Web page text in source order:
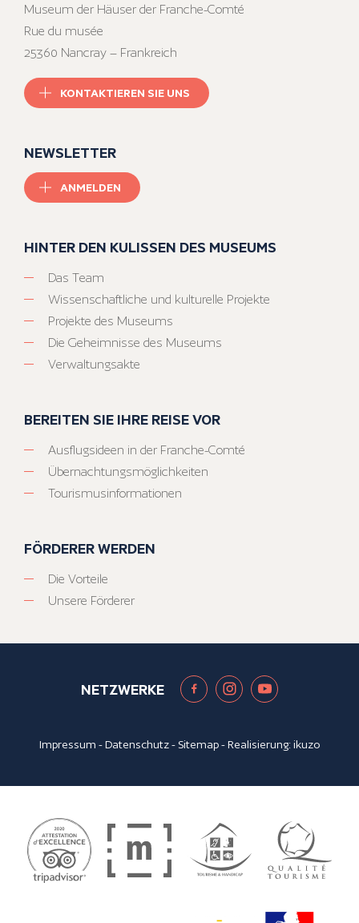
Museum der Häuser der Franche-Comté
Rue du musée
25360 Nancray – Frankreich
KONTAKTIEREN SIE UNS
NEWSLETTER
ANMELDEN
HINTER DEN KULISSEN DES MUSEUMS
Das Team
Wissenschaftliche und kulturelle Projekte
Projekte des Museums
Die Geheimnisse des Museums
Verwaltungsakte
BEREITEN SIE IHRE REISE VOR
Ausflugsideen in der Franche-Comté
Übernachtungsmöglichkeiten
Tourismusinformationen
FÖRDERER WERDEN
Die Vorteile
Unsere Förderer
NETZWERKE
Impressum -Datenschutz- Sitemap- Realisierung:ikuzo